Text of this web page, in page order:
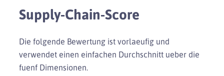
Supply-Chain-Score
Die folgende Bewertung ist vorlaeufig und
verwendet einen einfachen Durchschnitt ueber die
fuenf Dimensionen.